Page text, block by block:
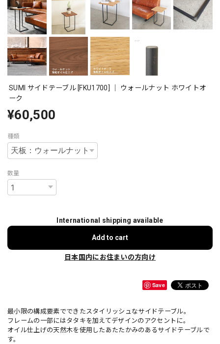
SUMI サイドテーブル [FKU1700] ｜ ウォールナット ホワイトオ
ーク
¥60,500
種類
数量
International shipping available
Add to cart
日本国内にお住まいの方向け
Save
最小限の構成要素でできたスタイリッシュなサイドテーブル。
フレームの一部にはタタキを加えてデザインのアクセントに。
オイル仕上げの天然木を使用したあたたかみのあるサイドテーブルで
す。